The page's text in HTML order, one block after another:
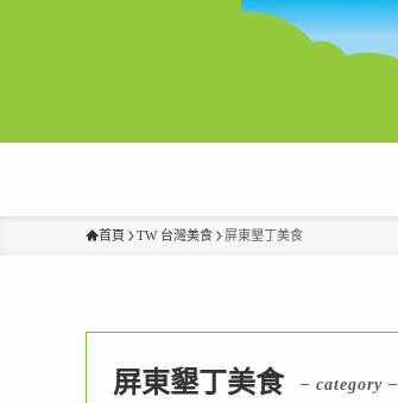
首頁 TW 台灣美食 屏東墾丁美食
屏東墾丁美食 – category –